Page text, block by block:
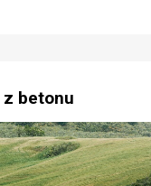
betonu